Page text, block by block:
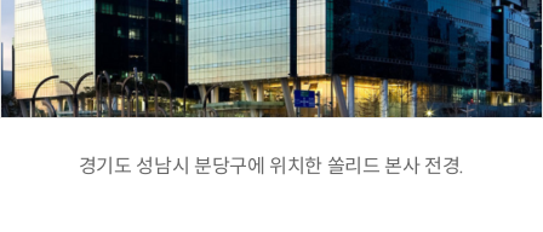
경기도 성남시 분당구에 위치한 쏠리드 본사 전경.